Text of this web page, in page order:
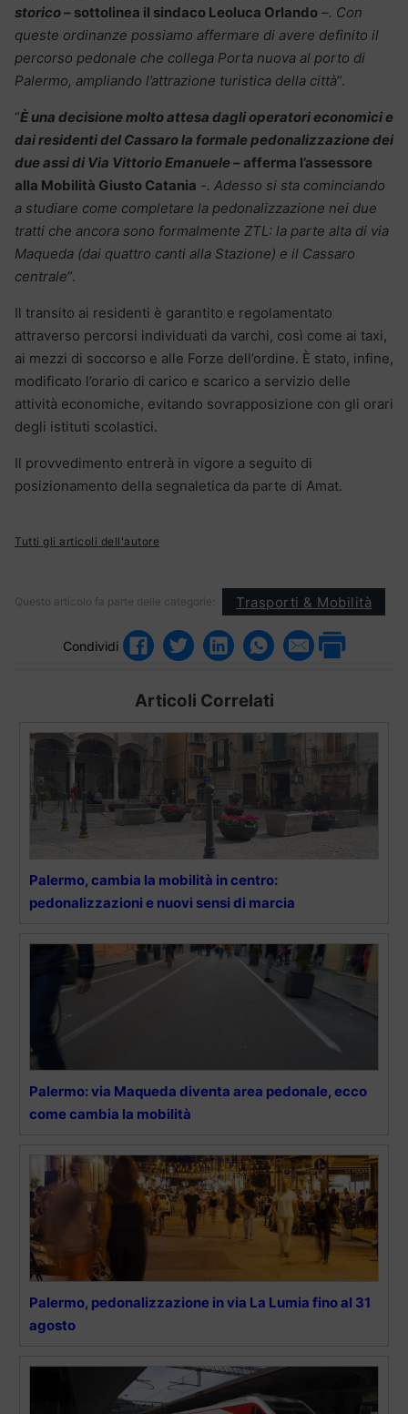
storico – sottolinea il sindaco Leoluca Orlando –. Con
queste ordinanze possiamo affermare di avere definito il
percorso pedonale che collega Porta nuova al porto di
Palermo, ampliando l’attrazione turistica della città”.
“È una decisione molto attesa dagli operatori economici e
dai residenti del Cassaro la formale pedonalizzazione dei
due assi di Via Vittorio Emanuele –afferma l’assessore
alla Mobilità Giusto Catania -. Adesso si sta cominciando
a studiare come completare la pedonalizzazione nei due
tratti che ancora sono formalmente ZTL: la parte alta di via
Maqueda (dai quattro canti alla Stazione) e il Cassaro
centrale”.
Il transito ai residenti è garantito e regolamentato
attraverso percorsi individuati da varchi, così come ai taxi,
ai mezzi di soccorso e alle Forze dell’ordine. È stato, infine,
modificato l’orario di carico e scarico a servizio delle
attività economiche, evitando sovrapposizione con gli orari
degli istituti scolastici.
Il provvedimento entrerà in vigore a seguito di
posizionamento della segnaletica da parte di Amat.
Tutti gli articoli dell'autore
Questo articolo fa parte delle categorie: Trasporti & Mobilità
Condividi
Articoli Correlati
Palermo, cambia la mobilità in centro:
pedonalizzazioni e nuovi sensi di marcia
Palermo: via Maqueda diventa area pedonale, ecco
come cambia la mobilità
Palermo, pedonalizzazione in via La Lumia fino al 31
agosto